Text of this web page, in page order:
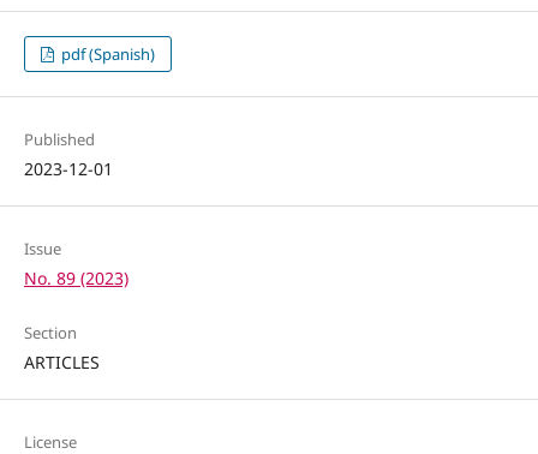
pdf (Spanish)
Published
2023-12-01
Issue
No. 89 (2023)
Section
ARTICLES
License